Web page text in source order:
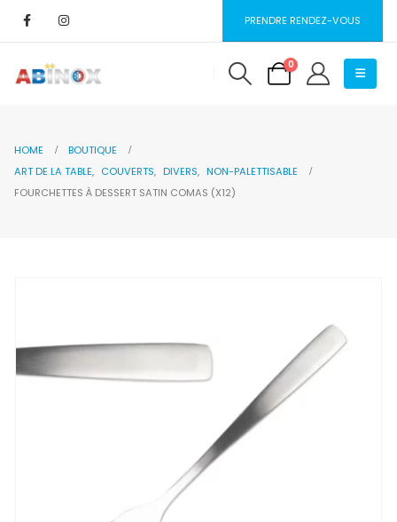
PRENDRE RENDEZ-VOUS
0
HOME
BOUTIQUE
ART DE LA TABLE, COUVERTS, DIVERS, NON-PALETTISABLE
FOURCHETTES À DESSERT SATIN COMAS (X12)